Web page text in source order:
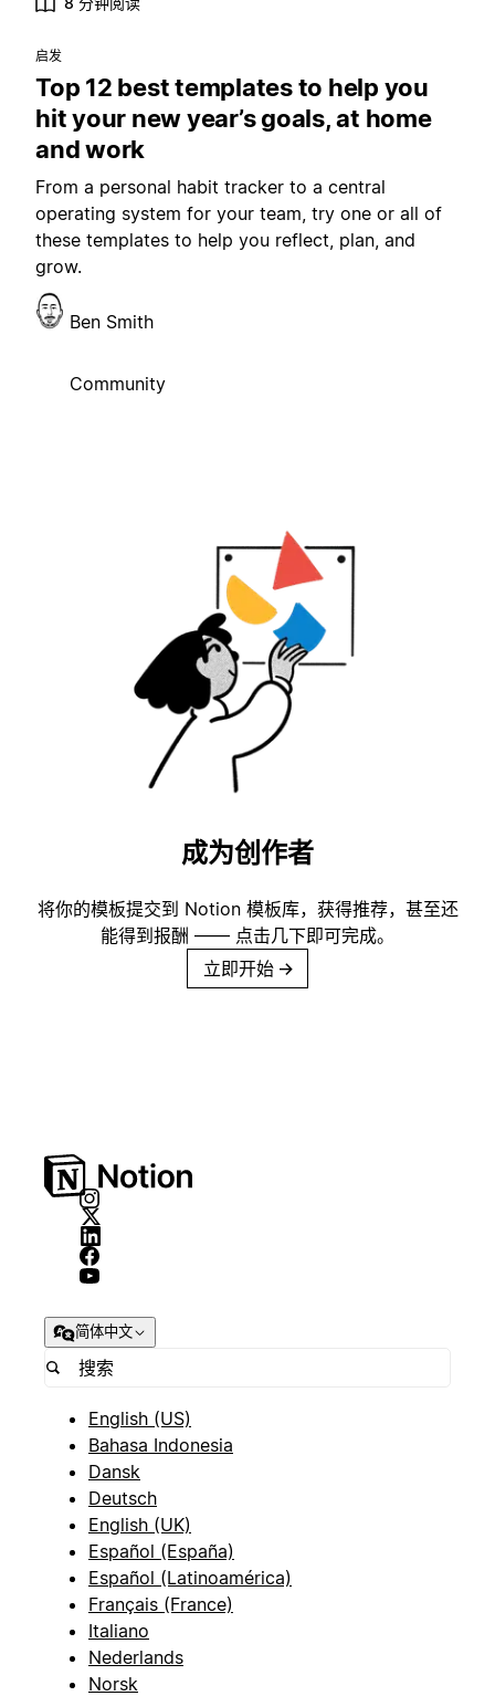
启发
Top 12 best templates to help you
hit your new year’s goals, at home
and work
From a personal habit tracker to a central
operating system for your team, try one or all of
these templates to help you reflect, plan, and
grow.
Ben Smith
Community
成为创作者
将你的模板提交到 Notion 模板库，获得推荐，甚至还
能得到报酬 —— 点击几下即可完成。
立即开始 →
简体中文
English (US)
Bahasa Indonesia
Dansk
Deutsch
English (UK)
Español (España)
Español (Latinoamérica)
Français (France)
Italiano
Nederlands
Norsk